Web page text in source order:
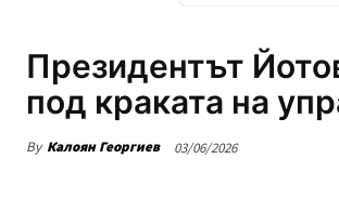
Президентът
под краката на
By Калоян Георгиев 03/06/2026